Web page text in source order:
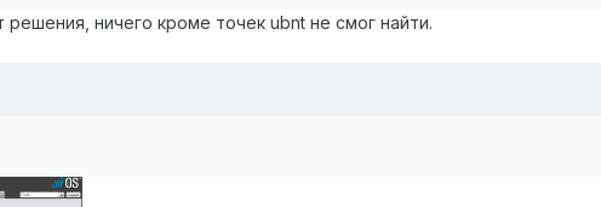
ничего кроме точек ubnt не смог найти.